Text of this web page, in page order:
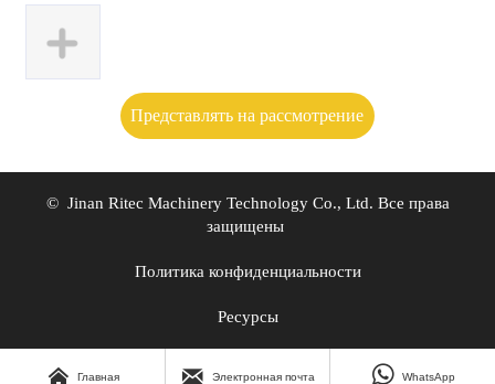
Представлять на рассмотрение
© Jinan Ritec Machinery Technology Co., Ltd. Все права
защищены
Политика конфиденциальности
Ресурсы
 Главная  Электронная почта  WhatsApp